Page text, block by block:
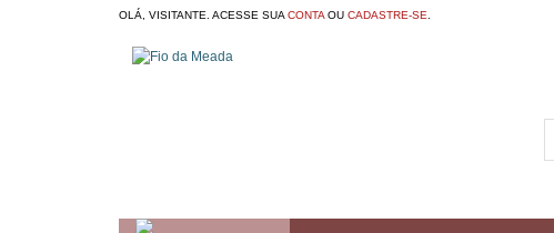
OLÁ, VISITANTE. ACESSE SUA CONTA OU CADASTRE-SE